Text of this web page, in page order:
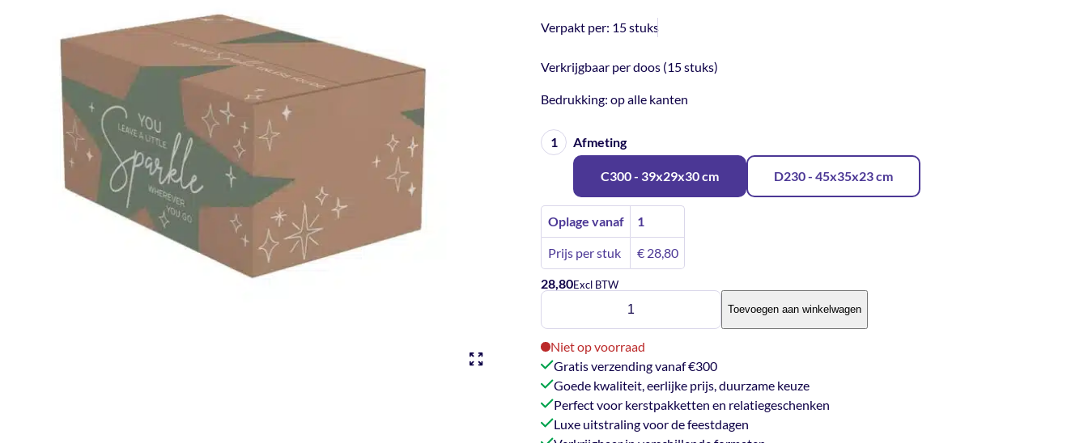
Verpakt per: 15 stuks
Verkrijgbaar per doos (15 stuks)
Bedrukking: op alle kanten
Afmeting
C300 - 39x29x30 cm D230 - 45x35x23 cm
Oplage vanaf 1
Prijs per stuk €28,80
28,80Excl BTW
Kerstdoos
aantal
Toevoegen aan winkelwagen
Niet op voorraad
Gratis verzending vanaf €300
Goede kwaliteit, eerlijke prijs, duurzame keuze
Perfect voor kerstpakketten en relatiegeschenken
Luxe uitstraling voor de feestdagen